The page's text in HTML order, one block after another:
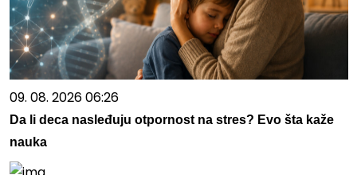
09. 08. 2026 06:26
Da li deca nasleđuju otpornost na stres? Evo šta kaže
nauka